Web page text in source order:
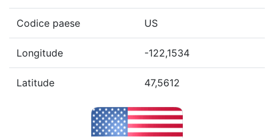
Codice paese US
Longitude -122,1534
Latitude 47,5612